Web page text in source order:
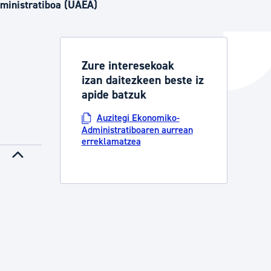
enplegua
eta bizikidetza
(UAEA)
Zure interesekoak
izan daitezkeen beste iz
apide batzuk
Auzitegi Ekonomiko-
Administratiboaren aurrean
erreklamatzea